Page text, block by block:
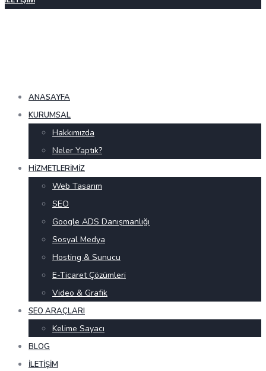
ANASAYFA
KURUMSAL
Hakkımızda
Neler Yaptık?
HIZMETLERIMIZ
Web Tasarım
SEO
Google ADS Danışmanlığı
Sosyal Medya
Hosting & Sunucu
E-Ticaret Çözümleri
Video & Grafik
SEO ARAÇLARI
Kelime Sayacı
BLOG
İLETIŞIM